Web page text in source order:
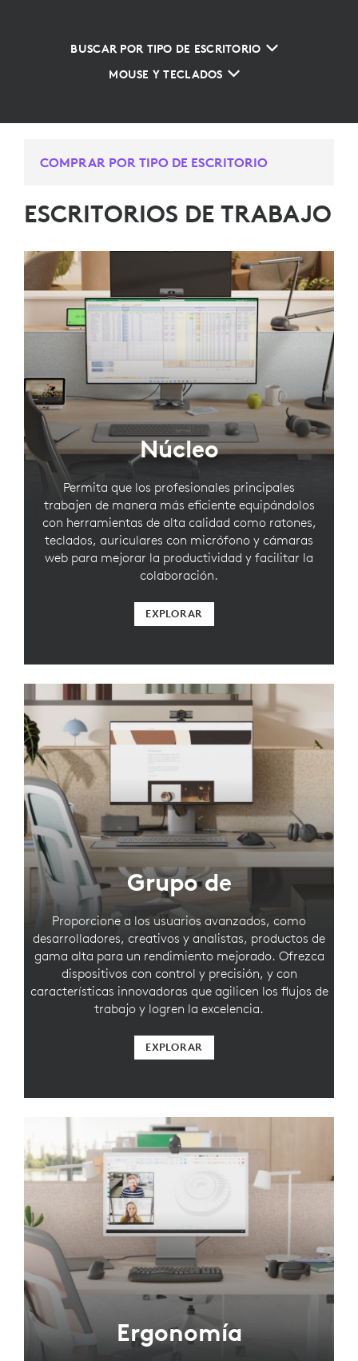
BUSCAR POR TIPO DE ESCRITORIO
MOUSE Y TECLADOS
COMPRAR POR TIPO DE ESCRITORIO
ESCRITORIOS DE TRABAJO
Núcleo
Permita que los profesionales principales
trabajen de manera más eficiente equipándolos
con herramientas de alta calidad como ratones,
teclados, auriculares con micrófono y cámaras
web para mejorar la productividad y facilitar la
colaboración.
EXPLORAR
Grupo de
Proporcione a los usuarios avanzados, como
desarrolladores, creativos y analistas, productos de
gama alta para un rendimiento mejorado. Ofrezca
dispositivos con control y precisión, y con
características innovadoras que agilicen los flujos de
trabajo y logren la excelencia.
EXPLORAR
Ergonomía